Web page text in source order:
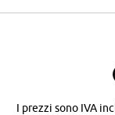
I prezzi sono IVA